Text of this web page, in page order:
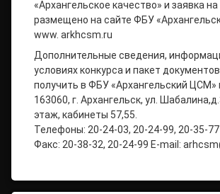
«Архангельское качество» и заявка
размещено на сайте ФБУ
www. arkhcsm.ru
Дополнительные сведения,
условиях конкурса и пакет
получить в ФБУ «Архангельский ЦСМ»
163060, г. Архангельск, ул.
этаж, кабинеты 57,55.
Телефоны: 20-24-03, 20-24-99, 20-35-77
Факс: 20-38-32, 20-24-99 E-mail: